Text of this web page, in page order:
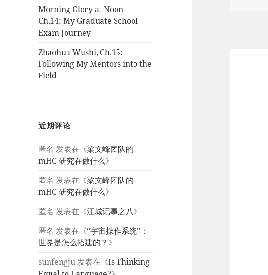
Morning Glory at Noon —
Ch.14: My Graduate School
Exam Journey
Zhaohua Wushi, Ch.15:
Following My Mentors into the
Field
近期评论
匿名 发表在《梁文峰团队的
mHC 研究在做什么》
匿名 发表在《梁文峰团队的
mHC 研究在做什么》
匿名 发表在《江城记事之八》
匿名 发表在《“宇宙操作系统”：
世界是怎么搭建的？ 》
sunfengju发表在《Is Thinking